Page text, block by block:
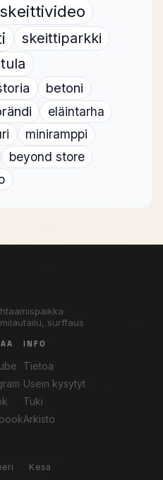
skeittivideo
skeittiparkki
betoni
eläintarha
miniramppi
beyond store
surffaus
INFO
Tietoa
Usein kysytyt
Tuki
Arkisto
Kesä